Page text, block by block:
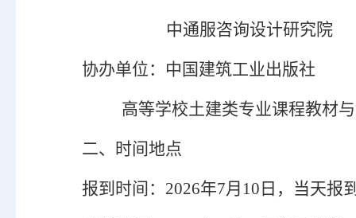
中通服咨询设计研究院
协办单位：中国建筑工业出版社
高等学校土建类专业课程教材
二、时间地点
报到时间： 2026年7月 10 日，当天报